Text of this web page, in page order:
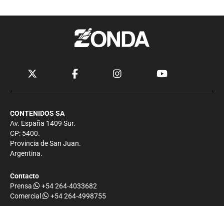
CONTENIDOS SA
Av. España 1409 Sur.
CP: 5400.
Provincia de San Juan.
Argentina.
Contacto
Prensa
+54 264-4033682
Comercial
+54 264-4998755